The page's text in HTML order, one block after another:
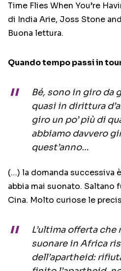
Time Flies When You’re
di India Arie, Joss Stone
Buona lettura.
Quando tempo passi in
Bé, sono in giro da
quasi in dirittura
giro un po’ più di
abbiamo davvero
quest’anno…
(…) la domanda successiva
abbia mai suonato. Saltano
Cina. Molto curiose le
L’ultima offerta
suonare in Africa
dell’apartheid: